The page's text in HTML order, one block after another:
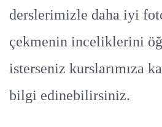
derslerimizle daha iyi
çekmenin inceliklerini
isterseniz kurslarımıza
bilgi edinebilirsiniz.